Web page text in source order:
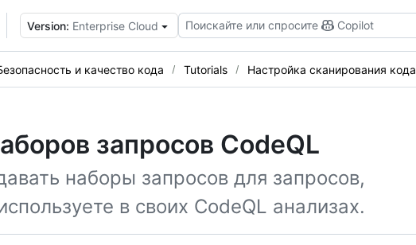
Version: Enterprise Cloud Поискайте или спросите Copilot
и качество кода Tutorials Настройка сканирования кода
запросов CodeQL
наборы запросов для запросов,
в своих CodeQL анализах.